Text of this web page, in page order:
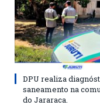
DPU realiza
saneamento na
do Jararaca.